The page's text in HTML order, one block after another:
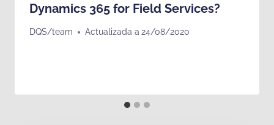
Dynamics 365 for Field Services?
DQS/team Actualizada a 24/08/2020